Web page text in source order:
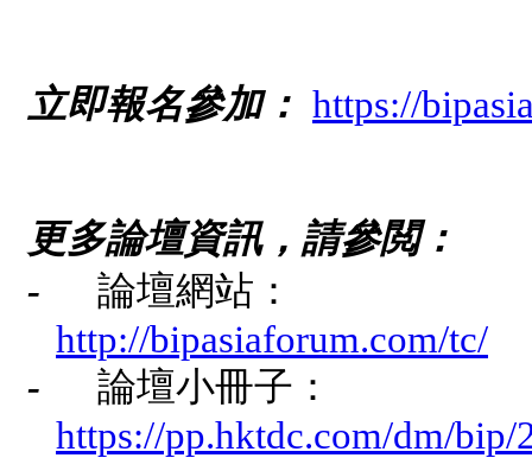
立即報名參加： https://
更多論壇資訊，請參閲：
-
論壇網站：
http://bipasiaforum.com/tc/
-
論壇小冊子：
https://pp.hktdc.com/dm/